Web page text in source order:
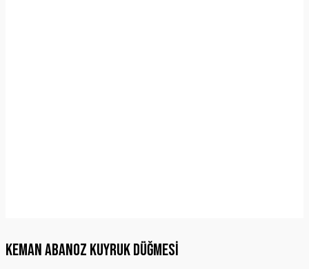
Keman Abanoz Kuyruk Düğmesi